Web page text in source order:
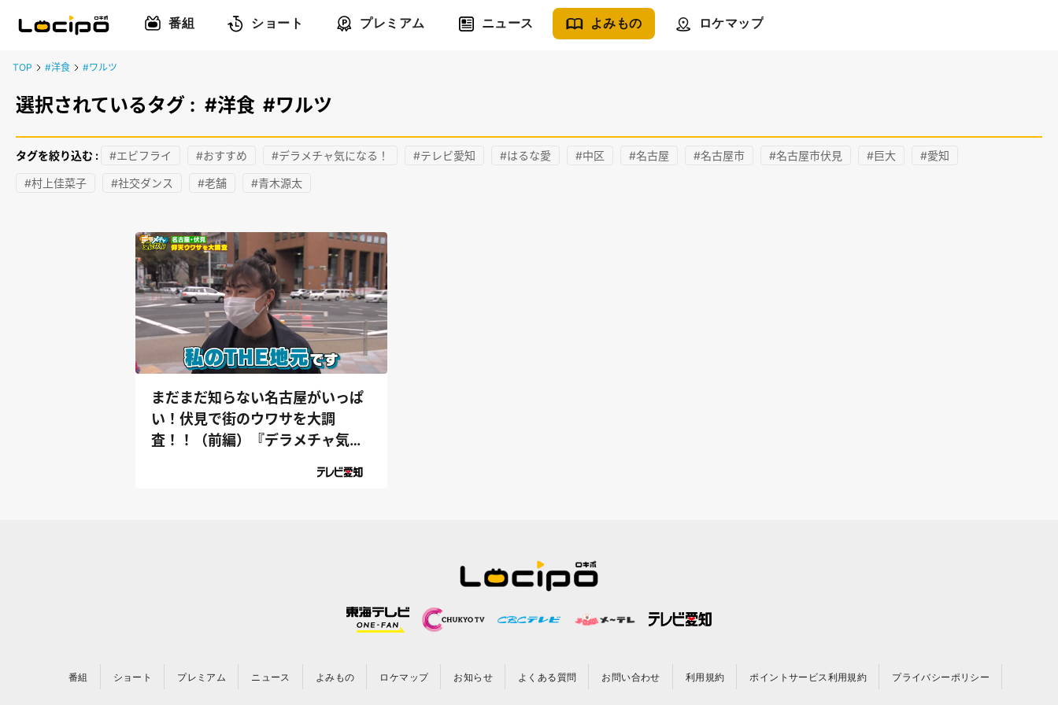
番組 ショート プレミアム ニュース よみもの ロケマップ
TOP #洋食 #ワルツ
選択されているタグ : #洋食 #ワルツ
タグを絞り込む : #エビフライ #おすすめ #デラメチャ気になる！ #テレビ愛知 #はるな愛 #中区 #名古屋 #名古屋市 #名古屋市伏見 #巨大 #愛知
#村上佳菜子 #社交ダンス #老舗 #青木源太
まだまだ知らない名古屋がいっぱ
い！伏見で街のウワサを大調
査！！（前編）『デラメチャ気に
番組 ショート プレミアム ニュース よみもの ロケマップ お知らせ よくある質問 お問い合わせ 利用規約 ポイントサービス利用規約 プライバシーポリシー